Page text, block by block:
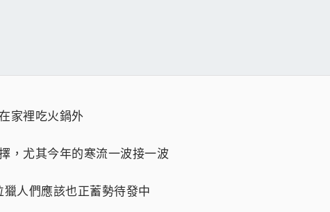
家裡吃火鍋外
，尤其今年的寒流一波接一波
人們應該也正蓄勢待發中